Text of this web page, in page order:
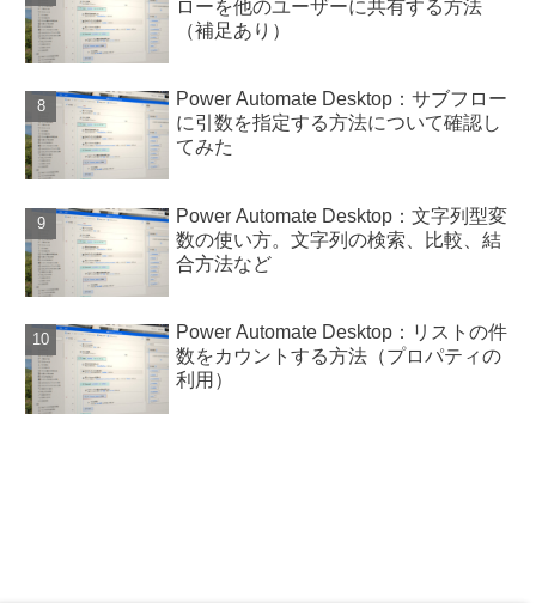
ローを他のユーザーに共有する方法
（補足あり）
Power Automate Desktop：サブフロー
に引数を指定する方法について確認し
てみた
Power Automate Desktop：文字列型変
数の使い方。文字列の検索、比較、結
合方法など
Power Automate Desktop：リストの件
数をカウントする方法（プロパティの
利用）